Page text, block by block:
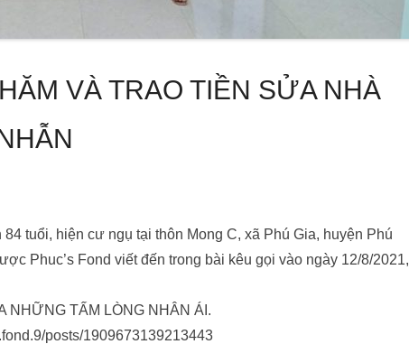
VÀ TRAO TIỀN SỬA NHÀ
tuổi, hiện cư ngụ tại thôn Mong C, xã Phú Gia, huyện Phú
Phuc’s Fond viết đến trong bài kêu gọi vào ngày 12/8/2021,
NHỮNG TẤM LÒNG NHÂN ÁI.
posts/1909673139213443